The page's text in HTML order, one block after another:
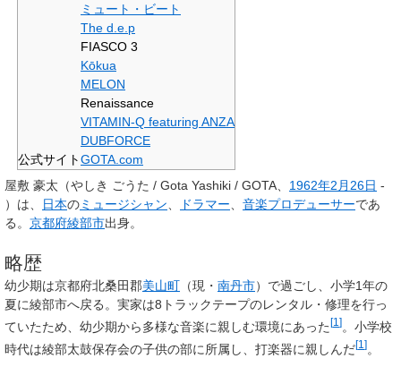
ミュート・ビート
The d.e.p
FIASCO 3
Kōkua
MELON
Renaissance
VITAMIN-Q featuring ANZA
DUBFORCE
公式サイトGOTA.com
屋敷 豪太 （やしき ごうた / Gota Yashiki / GOTA、 1962年2月26日 -
）は、
日本のミュージシャン ドラマー 音楽プロデューサーであ
る。 京都府綾部市出身。
略歴
幼少期は京都府北桑田郡美山町 （現・ 南丹市）で過ごし、小学1年の
夏に綾部市へ戻る。実家は8トラックテープのレンタル・修理を行っ
ていたため、幼少期から多様な音楽に親しむ環境にあった [1 ] 。小学校
時代は綾部太鼓保存会の子供の部に所属し、打楽器に親しんだ[1 ]。